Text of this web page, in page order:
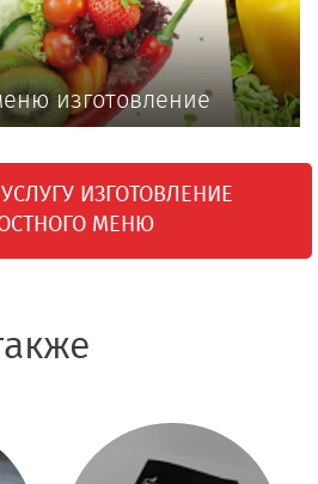
изготовление
ИЗГОТОВЛЕНИЕ
МЕНЮ